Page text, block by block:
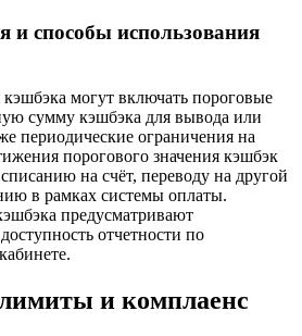
и способы использования
могут включать пороговые
сумму кэшбэка для вывода или
периодические ограничения на
порогового значения кэшбэк
на счёт, переводу на другой
в рамках системы оплаты.
предусматривают
отчетности по
и комплаенс